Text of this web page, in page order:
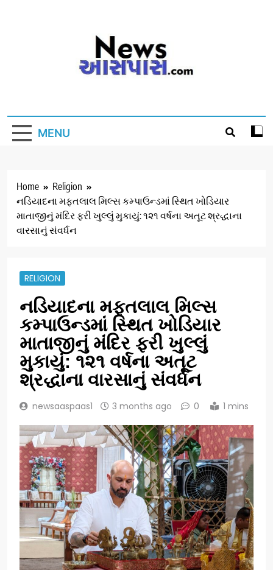
MENU
Home
Religion
નડિયાદના મફતલાલ મિલ્સ કમ્પાઉન્ડમાં સ્થિત ખોડિયાર
માતાજીનું મંદિર ફરી ખુલ્લું મુકાયું: ૧૨૧ વર્ષના અતૂટ શ્રદ્ધાના
વારસાનું સંવર્ધન
RELIGION
નડિયાદના મફતલાલ મિલ્સ
કમ્પાઉન્ડમાં સ્થિત ખોડિયાર
માતાજીનું મંદિર ફરી ખુલ્લું
મુકાયું: ૧૨૧ વર્ષના અતૂટ
શ્રદ્ધાના વારસાનું સંવર્ધન
newsaaspaas1 3 months ago 0 1 mins